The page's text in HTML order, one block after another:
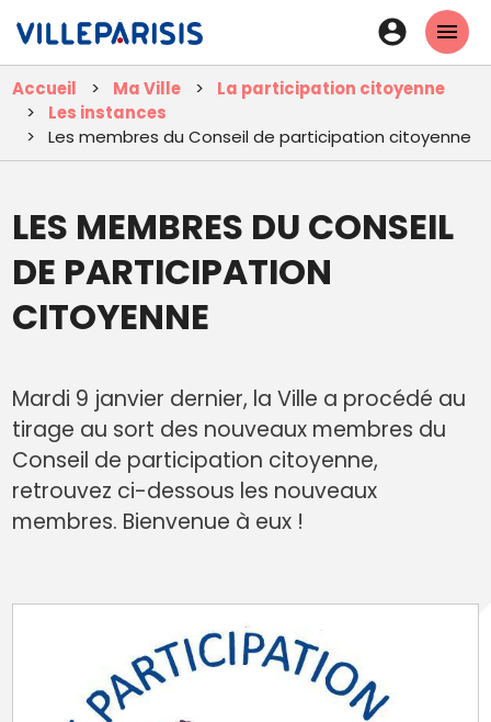
contenu
principal
En-
tête
-
Accueil Ma Ville
La participation citoyenne
Les instances
Les membres du Conseil de participation citoyenne
LES MEMBRES DU CONSEIL
DE PARTICIPATION
CITOYENNE
Mardi 9 janvier dernier, la Ville a procédé au
tirage au sort des nouveaux membres du
Conseil de participation citoyenne,
retrouvez ci-dessous les nouveaux
membres. Bienvenue à eux !